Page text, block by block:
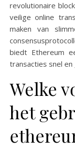
revolutionaire
veilige online
maken van
biedt Ethereum
transacties snel
Welke
het